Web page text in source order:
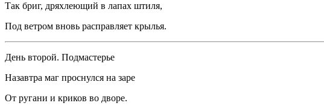
Так бриг, дряхлеющий в лапах штиля,
Под ветром вновь расправляет крылья.
День второй. Подмастерье
Назавтра маг проснулся на заре
От ругани и криков во дворе.